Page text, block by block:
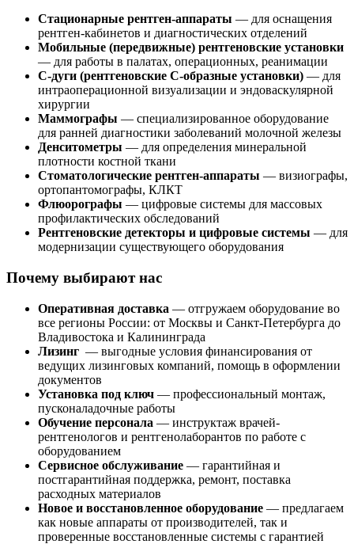
Стационарные рентген-аппараты — для оснащения
рентген-кабинетов и диагностических отделений
Мобильные (передвижные) рентгеновские установки
— для работы в палатах, операционных, реанимации
С-дуги (рентгеновские С-образные установки) — для
интраоперационной визуализации и эндоваскулярной
хирургии
Маммографы — специализированное оборудование
для ранней диагностики заболеваний молочной железы
Денситометры — для определения минеральной
плотности костной ткани
Стоматологические рентген-аппараты — визиографы,
ортопантомографы, КЛКТ
Флюорографы — цифровые системы для массовых
профилактических обследований
Рентгеновские детекторы и цифровые системы — для
модернизации существующего оборудования
Почему выбирают нас
Оперативная доставка — отгружаем оборудование во
все регионы России: от Москвы и Санкт-Петербурга до
Владивостока и Калининграда
Лизинг — выгодные условия финансирования от
ведущих лизинговых компаний, помощь в оформлении
документов
Установка под ключ — профессиональный монтаж,
пусконаладочные работы
Обучение персонала — инструктаж врачей-
рентгенологов и рентгенолаборантов по работе с
оборудованием
Сервисное обслуживание — гарантийная и
постгарантийная поддержка, ремонт, поставка
расходных материалов
Новое и восстановленное оборудование — предлагаем
как новые аппараты от производителей, так и
проверенные восстановленные системы с гарантией